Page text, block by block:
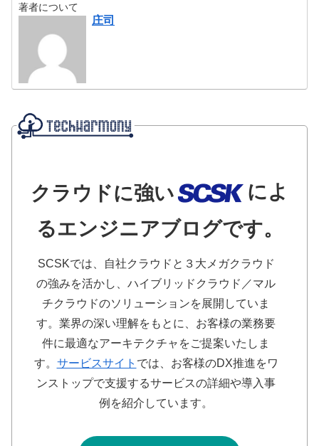
著者について
庄司
クラウドに強い
によ
るエンジニアブログです。
SCSKでは、自社クラウドと３大メガクラウド
の強みを活かし、ハイブリッドクラウド／マル
チクラウドのソリューションを展開していま
す。業界の深い理解をもとに、お客様の業務要
件に最適なアーキテクチャをご提案いたしま
す。 サービスサイト では、お客様のDX推進をワ
ンストップで支援するサービスの詳細や導入事
例を紹介しています。